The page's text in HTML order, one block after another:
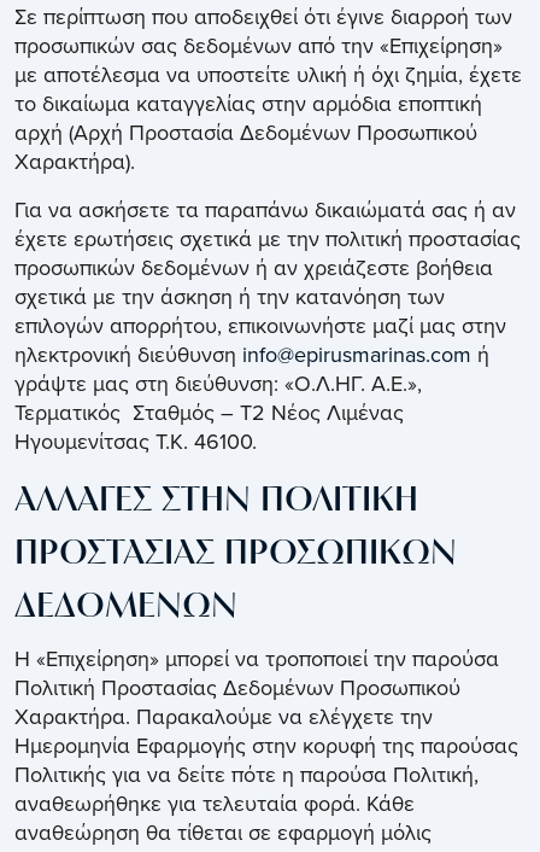
Σε περίπτωση που αποδειχθεί ότι έγινε διαρροή των
προσωπικών σας δεδομένων από την «Επιχείρηση»
με αποτέλεσμα να υποστείτε υλική ή όχι ζημία, έχετε
το δικαίωμα καταγγελίας στην αρμόδια εποπτική
αρχή (Αρχή Προστασία Δεδομένων Προσωπικού
Χαρακτήρα).
Για να ασκήσετε τα παραπάνω δικαιώματά σας ή αν
έχετε ερωτήσεις σχετικά με την πολιτική προστασίας
προσωπικών δεδομένων ή αν χρειάζεστε βοήθεια
σχετικά με την άσκηση ή την κατανόηση των
επιλογών απορρήτου, επικοινωνήστε μαζί μας στην
ηλεκτρονική διεύθυνση info@epirusmarinas.com ή
γράψτε μας στη διεύθυνση: «Ο.Λ.ΗΓ. Α.Ε.»,
Τερματικός Σταθμός – Τ2 Νέος Λιμένας
Ηγουμενίτσας Τ.Κ. 46100.
ΑΛΛΑΓΕΣ ΣΤΗΝ ΠΟΛΙΤΙΚΗ
ΠΡΟΣΤΑΣΙΑΣ ΠΡΟΣΩΠΙΚΩΝ
ΔΕΔΟΜΕΝΩΝ
Η «Επιχείρηση» μπορεί να τροποποιεί την παρούσα
Πολιτική Προστασίας Δεδομένων Προσωπικού
Χαρακτήρα. Παρακαλούμε να ελέγχετε την
Ημερομηνία Εφαρμογής στην κορυφή της παρούσας
Πολιτικής για να δείτε πότε η παρούσα Πολιτική,
αναθεωρήθηκε για τελευταία φορά. Κάθε
αναθεώρηση θα τίθεται σε εφαρμογή μόλις